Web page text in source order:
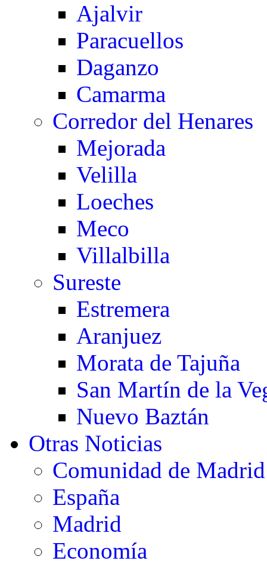
Ajalvir
Paracuellos
Daganzo
Camarma
Corredor del Henares
Mejorada
Velilla
Loeches
Meco
Villalbilla
Sureste
Estremera
Aranjuez
Morata de Tajuña
San Martín de la
Nuevo Baztán
Otras Noticias
Comunidad de Madrid
España
Madrid
Economía